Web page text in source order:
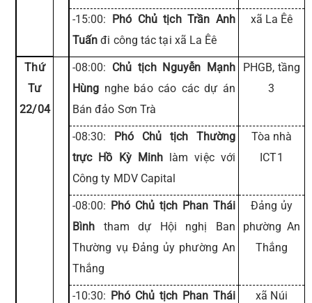
-15:00: Phó Chủ tịch Trần Anh
Tuấn đi công tác tại xã La Êê
xã La Êê
Thứ
Tư
22/04
-08:00: Chủ tịch Nguyễn Mạnh
Hùng nghe báo cáo các dự án
Bán đảo Sơn Trà
PHGB, tầng
3
-08:30: Phó Chủ tịch Thường
trực Hồ Kỳ Minh làm việc với
Công ty MDV Capital
Tòa nhà
ICT1
-08:00: Phó Chủ tịch Phan Thái
Bình tham dự Hội nghị Ban
Thường vụ Đảng ủy phường An
Thắng
Đảng ủy
phường An
Thắng
-10:30: Phó Chủ tịch Phan Thái
xã Núi